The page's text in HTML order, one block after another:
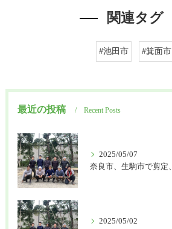
関連タグ
#池田市 #箕面市
最近の投稿 Recent Posts
2025/05/07
2025/05/02